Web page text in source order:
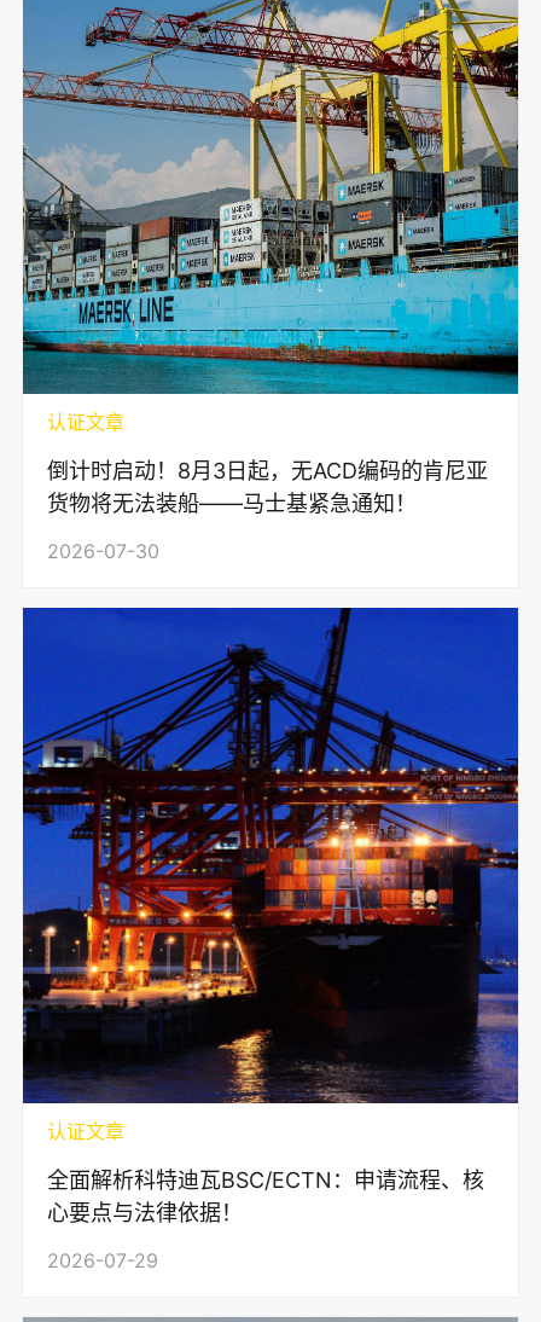
认证文章
倒计时启动！8月3日起，无ACD编码的肯尼亚
货物将无法装船——马士基紧急通知！
2026-07-30
认证文章
全面解析科特迪瓦BSC/ECTN：申请流程、核
心要点与法律依据！
2026-07-29